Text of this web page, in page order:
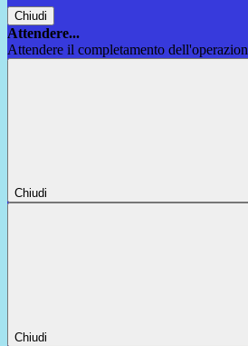
Chiudi
Attendere...
Attendere il completamento
Chiudi
Chiudi